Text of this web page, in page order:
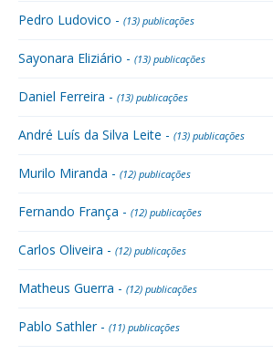
Pedro Ludovico - (13) publicações
Sayonara Eliziário - (13) publicações
Daniel Ferreira - (13) publicações
André Luís da Silva Leite - (13) publicações
Murilo Miranda - (12) publicações
Fernando França - (12) publicações
Carlos Oliveira - (12) publicações
Matheus Guerra - (12) publicações
Pablo Sathler - (11) publicações